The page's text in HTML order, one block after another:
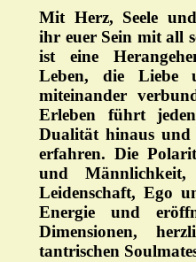
Mit Herz, Seele
ihr euer Sein mit all
ist eine
Leben, die Liebe
miteinander
Erleben führt
Dualität hinaus und
erfahren. Die
und
Leidenschaft, Ego
Energie und
Dimensionen,
tantrischen